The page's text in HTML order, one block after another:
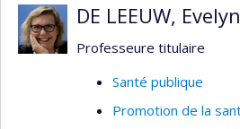
DE LEEUW,
Professeure titulaire
Santé publique
Promotion de la